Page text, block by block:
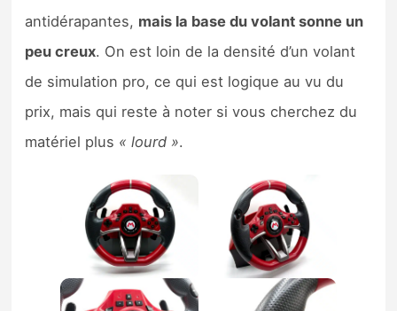
antidérapantes, mais la base du volant sonne un
peu creux. On est loin de la densité d’un volant
de simulation pro, ce qui est logique au vu du
prix, mais qui reste à noter si vous cherchez du
matériel plus « lourd ».